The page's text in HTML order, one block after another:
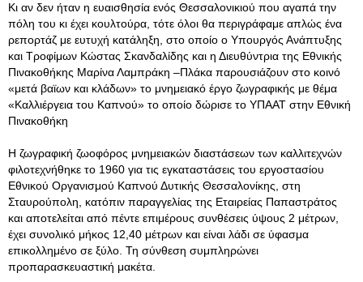
Κι αν δεν ήταν η ευαισθησία ενός Θεσσαλονικιού που αγαπά την
πόλη του κι έχει κουλτούρα, τότε όλοι θα περιγράφαμε απλώς ένα
ρεπορτάζ με ευτυχή κατάληξη, στο οποίο ο Υπουργός Ανάπτυξης
και Τροφίμων Κώστας Σκανδαλίδης και η Διευθύντρια της Εθνικής
Πινακοθήκης Μαρίνα Λαμπράκη –Πλάκα παρουσιάζουν στο κοινό
«μετά βαϊων και κλάδων» το μνημειακό έργο ζωγραφικής με θέμα
«Καλλιέργεια του Καπνού» το οποίο δώρισε το ΥΠΑΑΤ στην Εθνική
Πινακοθήκη
Η ζωγραφική ζωοφόρος μνημειακών διαστάσεων των καλλιτεχνών
φιλοτεχνήθηκε το 1960 για τις εγκαταστάσεις του εργοστασίου
Εθνικού Οργανισμού Καπνού Δυτικής Θεσσαλονίκης, στη
Σταυρούπολη, κατόπιν παραγγελίας της Εταιρείας Παπαστράτος
και αποτελείται από πέντε επιμέρους συνθέσεις ύψους 2 μέτρων,
έχει συνολικό μήκος 12,40 μέτρων και είναι λάδι σε ύφασμα
επικολλημένο σε ξύλο. Τη σύνθεση συμπληρώνει
προπαρασκευαστική μακέτα.